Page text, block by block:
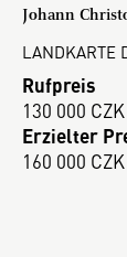
Johann
LANDKARTE
Rufpreis
130 000
Erzielter
160 000